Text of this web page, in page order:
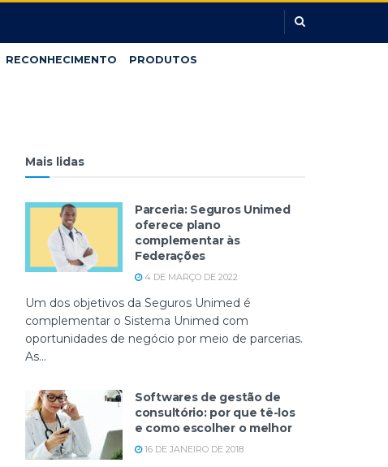
RECONHECIMENTO PRODUTOS
Mais lidas
Parceria: Seguros Unimed
oferece plano
complementar às
Federações
4 DE MARÇO DE 2022
Um dos objetivos da Seguros Unimed é
complementar o Sistema Unimed com
oportunidades de negócio por meio de parcerias.
As...
Softwares de gestão de
consultório: por que tê-los
e como escolher o melhor
16 DE JANEIRO DE 2018